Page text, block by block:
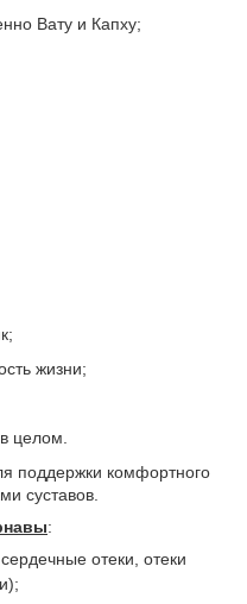
Вату и Капху;
жизни;
целом.
поддержки комфортного
суставов.
:
отеки, отеки